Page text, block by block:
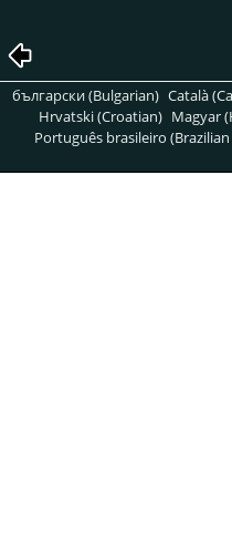
български (Bulgarian) Català
Hrvatski (Croatian) Magyar
Português brasileiro